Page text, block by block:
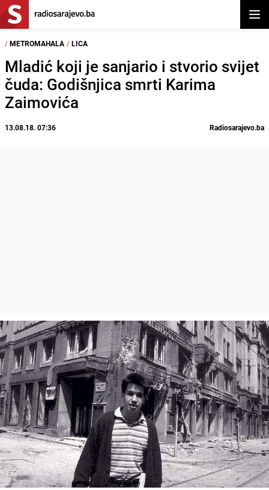
/ METROMAHALA / LICA
Mladić koji je sanjario i stvorio svijet
čuda: Godišnjica smrti Karima
Zaimovića
13.08.18. 07:36 Radiosarajevo.ba